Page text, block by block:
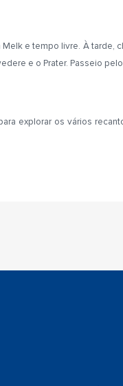
e tempo livre. À tarde,
e o Prater. Passeio
explorar os vários